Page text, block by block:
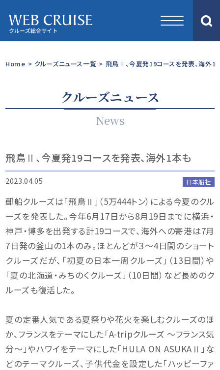
Home > クルーズニュース一覧 > 飛鳥Ⅱ、今夏発19コースを発表、海外1
クルーズニュース
News
飛鳥Ⅱ、今夏発19コースを発表、海外1本も
2023.04.05 日本船社
郵船クルーズは「飛鳥Ⅱ」（5万444トン）による今夏のクル
ーズを発表した。今年6月17日から8月19日までに横浜・
神戸・博多を出発する計19コースで、海外への寄港は7月
7日発の釜山の1本のみ。ほとんどが３～4日間のショート
クルーズだが、「初夏の日本一周クルーズ」（13日間）や
「夏の北海道・みちのくクルーズ」（10日間）など長めのク
ルーズも復活した。
夏の定番人気である夏祭りや花火を楽しむクルーズのほ
か、フランスをテーマにした「A-tripクルーズ ～フランス気
分～」やハワイをテーマにした「HULA ON ASUKAⅡ」な
どのテーマクルーズ、子供代金を設定した「ハッピーファ